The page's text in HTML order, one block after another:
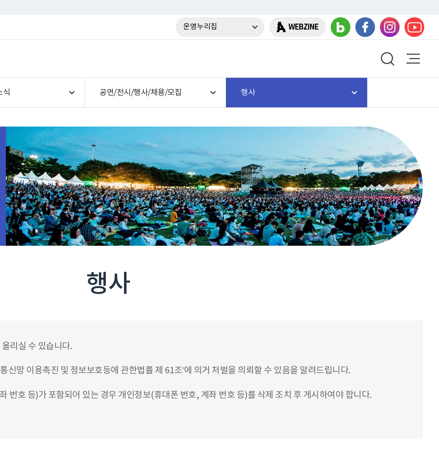
운영누리집 WEBZINE
식 공연/전시/행사/채용/모집 행사
행사
리실 수 있습니다.
신망 이용촉진 및 정보보호등에 관한법률 제 61조’에 의거 처벌을 의뢰할 수 있음을 알려드립니다.
번호 등)가 포함되어 있는 경우 개인정보(휴대폰 번호, 계좌 번호 등)를 삭제 조치 후 게시하여야 합니다.